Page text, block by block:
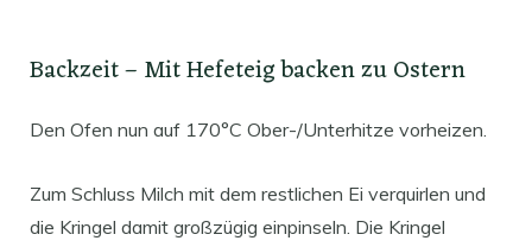
Backzeit – Mit Hefeteig backen zu Ostern
Den Ofen nun auf 170°C Ober-/Unterhitze vorheizen.
Zum Schluss Milch mit dem restlichen Ei verquirlen und
die Kringel damit großzügig einpinseln. Die Kringel